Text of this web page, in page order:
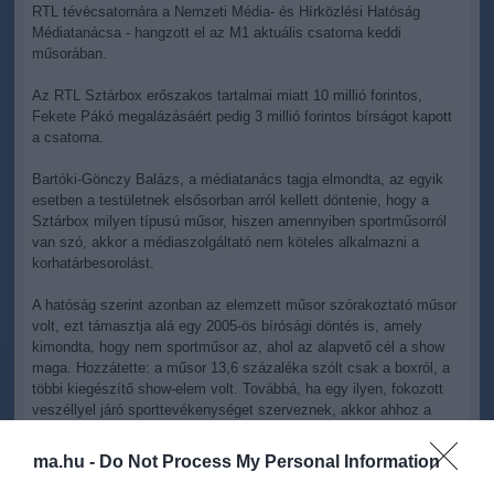
ma.hu - Do Not Process My Personal Information
RTL tévécsatornára a Nemzeti Média- és Hírközlési Hatóság
Médiatanácsa - hangzott el az M1 aktuális csatorna keddi
műsorában.
Az RTL Sztárbox erőszakos tartalmai miatt 10 millió forintos,
Fekete Pákó megalázásáért pedig 3 millió forintos bírságot kapott
a csatorna.
Bartóki-Gönczy Balázs, a médiatanács tagja elmondta, az egyik
esetben a testületnek elsősorban arról kellett döntenie, hogy a
Sztárbox milyen típusú műsor, hiszen amennyiben sportműsorról
van szó, akkor a médiaszolgáltató nem köteles alkalmazni a
korhatárbesorolást.
A hatóság szerint azonban az elemzett műsor szórakoztató műsor
volt, ezt támasztja alá egy 2005-ös bírósági döntés is, amely
kimondta, hogy nem sportműsor az, ahol az alapvető cél a show
maga. Hozzátette: a műsor 13,6 százaléka szólt csak a boxról, a
többi kiegészítő show-elem volt. Továbbá, ha egy ilyen, fokozott
veszéllyel járó sporttevékenységet szerveznek, akkor ahhoz a
hogy ez nem sportműsor, megfelelő korhatári besorolással és
ennek megfelelően csak 21 óra után lett volna közzétehető -